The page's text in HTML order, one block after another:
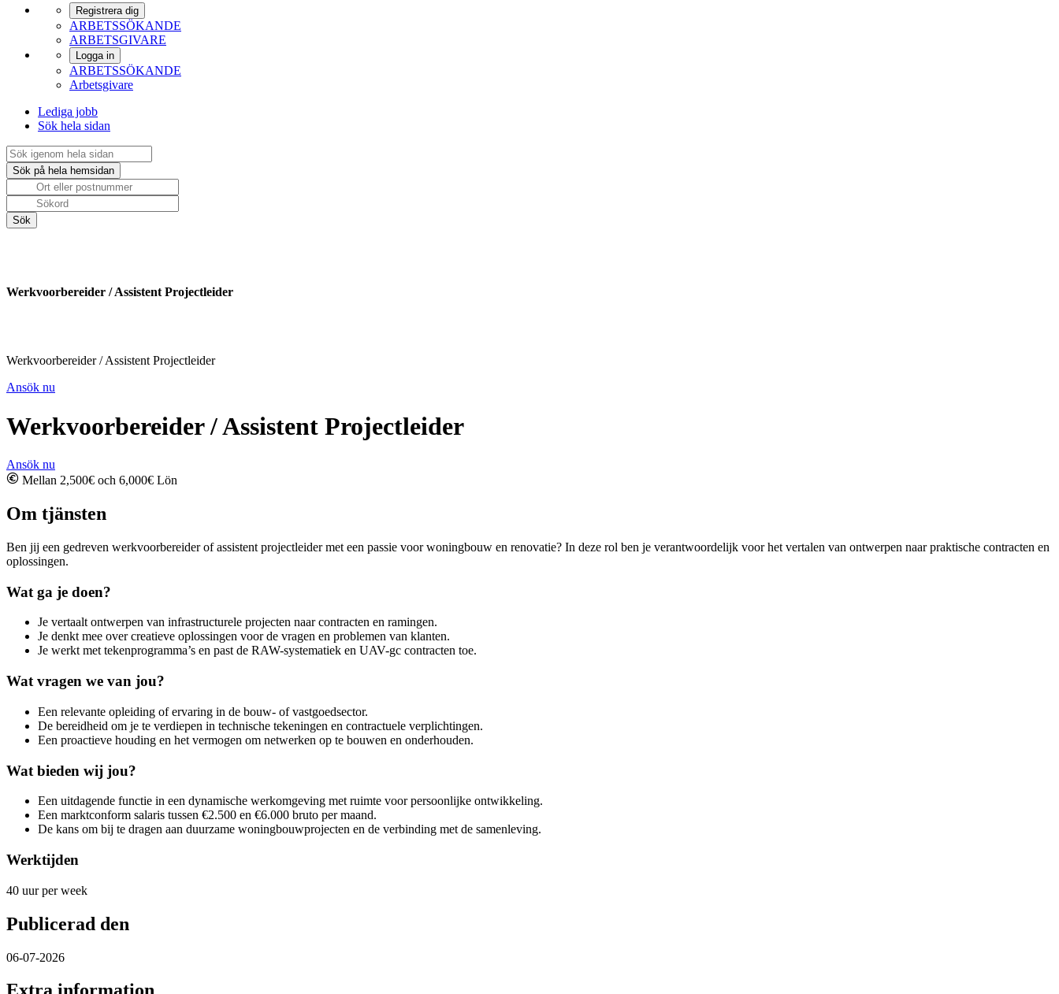
Registrera dig
ARBETSSÖKANDE
ARBETSGIVARE
Logga in
ARBETSSÖKANDE
Arbetsgivare
Lediga jobb
Sök hela sidan
Werkvoorbereider / Assistent Projectleider
Werkvoorbereider / Assistent Projectleider
Ansök nu
Werkvoorbereider / Assistent Projectleider
Ansök nu
Mellan 2,500€ och 6,000€ Lön
Om tjänsten
Ben jij een gedreven werkvoorbereider of assistent projectleider met een passie voor woningbouw en renovatie? In deze rol ben je verantwoordelijk voor het vertalen van ontwerpen naar praktische contracten en
oplossingen.
Wat ga je doen?
Je vertaalt ontwerpen van infrastructurele projecten naar contracten en ramingen.
Je denkt mee over creatieve oplossingen voor de vragen en problemen van klanten.
Je werkt met tekenprogramma’s en past de RAW-systematiek en UAV-gc contracten toe.
Wat vragen we van jou?
Een relevante opleiding of ervaring in de bouw- of vastgoedsector.
De bereidheid om je te verdiepen in technische tekeningen en contractuele verplichtingen.
Een proactieve houding en het vermogen om netwerken op te bouwen en onderhouden.
Wat bieden wij jou?
Een uitdagende functie in een dynamische werkomgeving met ruimte voor persoonlijke ontwikkeling.
Een marktconform salaris tussen €2.500 en €6.000 bruto per maand.
De kans om bij te dragen aan duurzame woningbouwprojecten en de verbinding met de samenleving.
Werktijden
40 uur per week
Publicerad den
06-07-2026